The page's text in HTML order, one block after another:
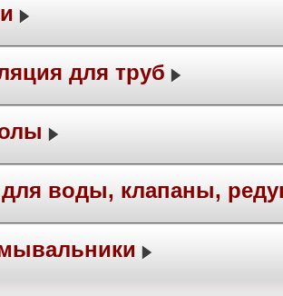
для труб
воды, клапаны,